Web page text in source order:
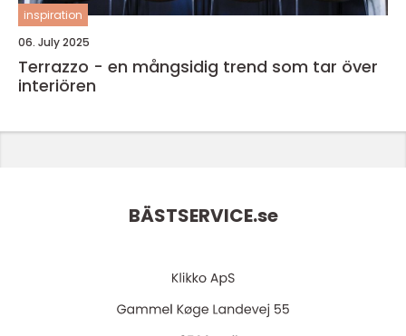
inspiration
06. July 2025
Terrazzo - en mångsidig trend som tar över
interiören
BÄSTSERVICE.se